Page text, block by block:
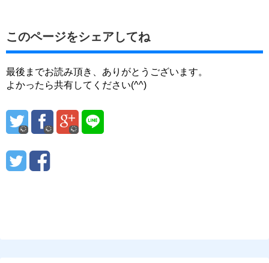
このページをシェアしてね
最後までお読み頂き、ありがとうございます。
よかったら共有してください(^^)